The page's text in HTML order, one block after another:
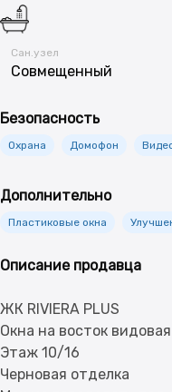
Сан.узел
Совмещенный
Безопасность
Охрана Домофон
Дополнительно
Пластиковые окна
Описание продавца
ЖК RIVIERA PLUS
Окна на восток
Этаж 10/16
Черновая отделка